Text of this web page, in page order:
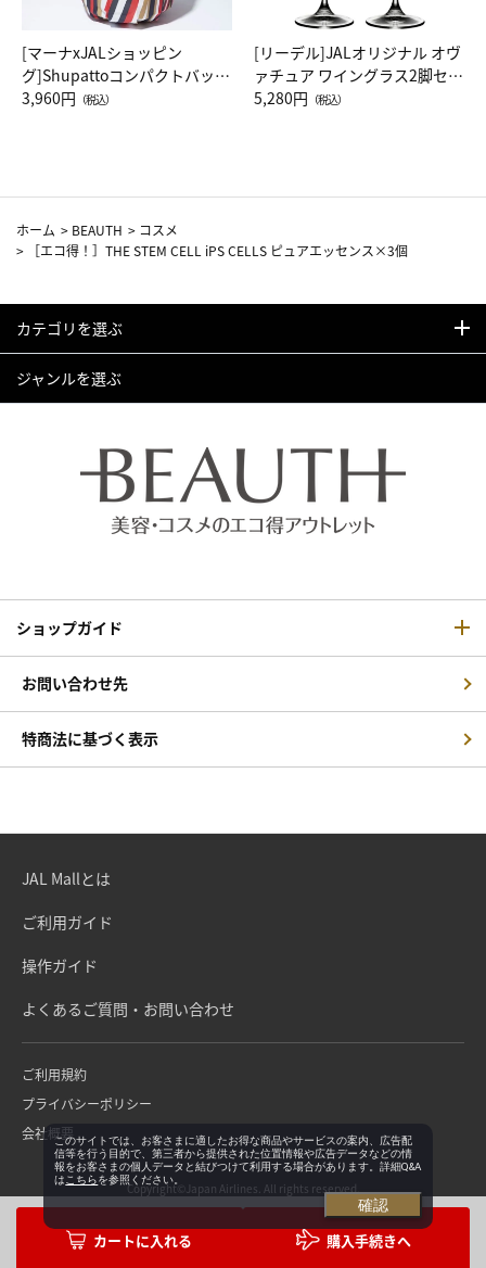
購入手続きへ
[マーナxJALショッピン
グ]Shupattoコンパクトバッグ
Drop JAL客室乗務員（LC）ス
3,960円 （税込）
[リーデル]JALオリジナル オヴ
ァチュア ワイングラス2脚セッ
ト（レッドワイン）
5,280円 （税込）
ホーム > BEAUTH > コスメ
>
［エコ得！］THE STEM CELL iPS CELLS ピュアエッセンス×3個
カテゴリを選ぶ
ジャンルを選ぶ
ショップガイド
お問い合わせ先
特商法に基づく表示
JAL Mallとは
ご利用ガイド
操作ガイド
よくあるご質問・お問い合わせ
ご利用規約
プライバシーポリシー
会社概要
Copyright©Japan Airlines. All rights reserved.
このサイトでは、お客さまに適したお得な商品やサービスの案内、広告配
信等を行う目的で、第三者から提供された位置情報や広告データなどの情
報をお客さまの個人データと結びつけて利用する場合があります。詳細Q&A
は こちらを参照ください。
確認